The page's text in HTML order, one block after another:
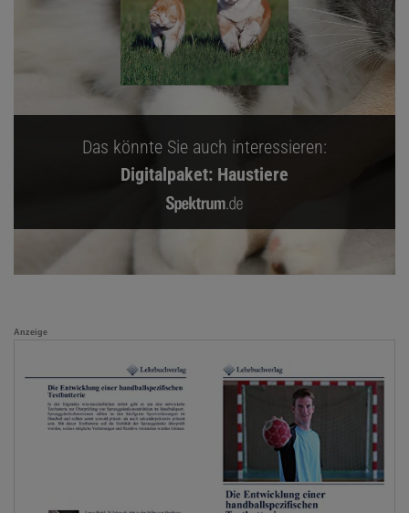
Das könnte Sie auch interessieren:
Digitalpaket: Haustiere
Anzeige